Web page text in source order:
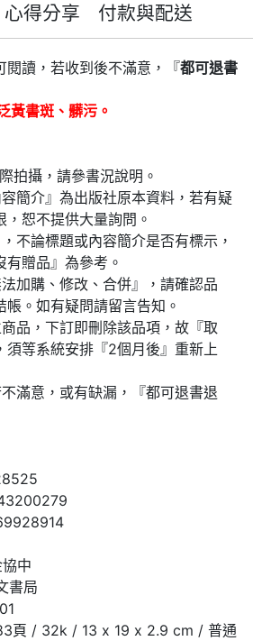
心得分享 付款與配送
閱讀，若收到後不滿意，『都可退書
黃書斑、髒污。
拍攝，請參書況說明。
容簡介』為出版社原本資料，若有疑
恕不提供大量詢問。
不論標題或內容簡介是否有標示，
贈品』為參考。
法加購、修改、合併』，請確認品
。如有疑問請留言告知。
商品，下訂即刪除該品項，故『取
須等系統安排『2個月後』重新上
不滿意，或有缺漏，『都可退書退
中
書局
頁 / 32k / 13 x 19 x 2.9 cm / 普通